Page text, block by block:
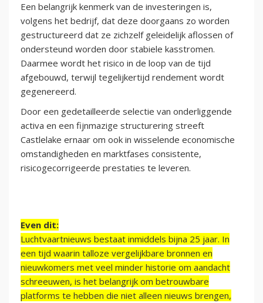
Een belangrijk kenmerk van de investeringen is,
volgens het bedrijf, dat deze doorgaans zo worden
gestructureerd dat ze zichzelf geleidelijk aflossen of
ondersteund worden door stabiele kasstromen.
Daarmee wordt het risico in de loop van de tijd
afgebouwd, terwijl tegelijkertijd rendement wordt
gegenereerd.
Door een gedetailleerde selectie van onderliggende
activa en een fijnmazige structurering streeft
Castlelake ernaar om ook in wisselende economische
omstandigheden en marktfases consistente,
risicogecorrigeerde prestaties te leveren.
Even dit:
Luchtvaartnieuws bestaat inmiddels bijna 25 jaar. In
een tijd waarin talloze vergelijkbare bronnen en
nieuwkomers met veel minder historie om aandacht
schreeuwen, is het belangrijk om betrouwbare
platforms te hebben die niet alleen nieuws brengen,